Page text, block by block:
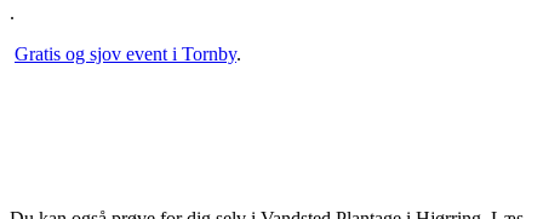
.
Gratis og sjov event i Tornby.